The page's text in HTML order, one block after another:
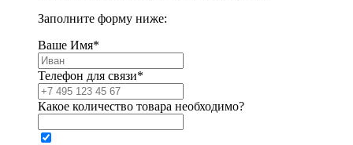
Заполните форму ниже:
Ваше Имя*
Телефон для связи*
Какое количество товара необходимо?